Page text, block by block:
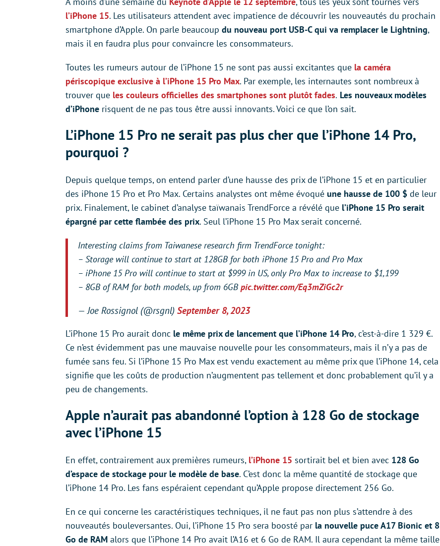
l’iPhone 15. Les utilisateurs attendent avec impatience de découvrir les nouveautés du prochain
smartphone d’Apple. On parle beaucoup du nouveau port USB-C qui va remplacer le Lightning,
mais il en faudra plus pour convaincre les consommateurs.
Toutes les rumeurs autour de l’iPhone 15 ne sont pas aussi excitantes que la caméra
périscopique exclusive à l’iPhone 15 Pro Max. Par exemple, les internautes sont nombreux à
trouver que les couleurs officielles des smartphones sont plutôt fades. Les nouveaux modèles
d’iPhone risquent de ne pas tous être aussi innovants. Voici ce que l’on sait.
L’iPhone 15 Pro ne serait pas plus cher que l’iPhone 14 Pro,
pourquoi ?
Depuis quelque temps, on entend parler d’une hausse des prix de l’iPhone 15 et en particulier
des iPhone 15 Pro et Pro Max. Certains analystes ont même évoqué une hausse de 100 $ de leur
prix. Finalement, le cabinet d’analyse taïwanais TrendForce a révélé que l’iPhone 15 Pro serait
épargné par cette flambée des prix. Seul l’iPhone 15 Pro Max serait concerné.
Interesting claims from Taiwanese research firm TrendForce tonight:
– Storage will continue to start at 128GB for both iPhone 15 Pro and Pro Max
– iPhone 15 Pro will continue to start at $999 in US, only Pro Max to increase to $1,199
– 8GB of RAM for both models, up from 6GB pic.twitter.com/Eq3mZiGc2r
— Joe Rossignol (@rsgnl) September 8, 2023
L’iPhone 15 Pro aurait donc le même prix de lancement que l’iPhone 14 Pro, c’est-à-dire 1 329 €.
Ce n’est évidemment pas une mauvaise nouvelle pour les consommateurs, mais il n’y a pas de
fumée sans feu. Si l’iPhone 15 Pro Max est vendu exactement au même prix que l’iPhone 14, cela
signifie que les coûts de production n’augmentent pas tellement et donc probablement qu’il y a
peu de changements.
Apple n’aurait pas abandonné l’option à 128 Go de stockage
avec l’iPhone 15
En effet, contrairement aux premières rumeurs, l’iPhone 15 sortirait bel et bien avec 128 Go
d’espace de stockage pour le modèle de base. C’est donc la même quantité de stockage que
l’iPhone 14 Pro. Les fans espéraient cependant qu’Apple propose directement 256 Go.
En ce qui concerne les caractéristiques techniques, il ne faut pas non plus s’attendre à des
nouveautés bouleversantes. Oui, l’iPhone 15 Pro sera boosté par la nouvelle puce A17 Bionic et 8
Go de RAM alors que l’iPhone 14 Pro avait l’A16 et 6 Go de RAM. Il aura cependant la même taille